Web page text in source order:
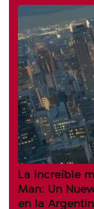
La increíble
Man: Un
en la